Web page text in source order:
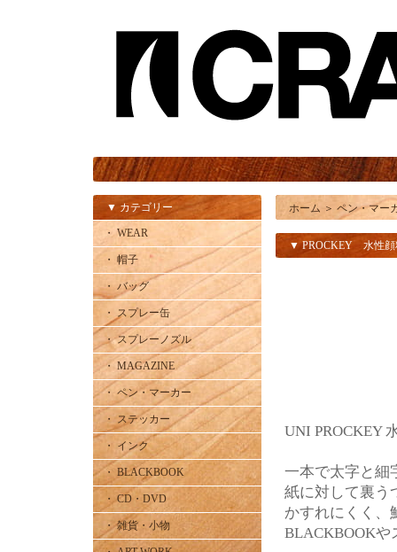
▼ カテゴリー
・ WEAR
・ 帽子
・ バッグ
・ スプレー缶
・ スプレーノズル
・ MAGAZINE
・ ペン・マーカー
・ ステッカー
・ インク
・ BLACKBOOK
・ CD・DVD
・ 雑貨・小物
ホーム ＞ ペン・マー
▼ PROCKEY 水性顔
UNI PROCKEY
一本で太字と細
紙に対して裏う
かすれにくく、
BLACKBOOK